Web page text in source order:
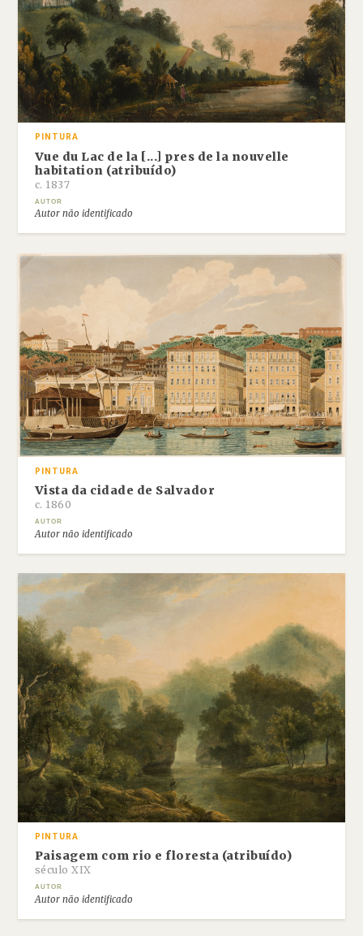
PINTURA
Vue du Lac de la [...] pres de la nouvelle
habitation (atribuído)
c. 1837
AUTOR
Autor não identificado
PINTURA
Vista da cidade de Salvador
c. 1860
AUTOR
Autor não identificado
PINTURA
Paisagem com rio e floresta (atribuído)
século XIX
AUTOR
Autor não identificado